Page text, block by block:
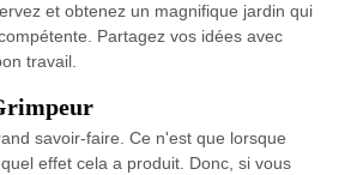
et obtenez un magnifique jardin qui
Partagez vos idées avec
travail.
savoir-faire. Ce n'est que lorsque
effet cela a produit. Donc, si vous